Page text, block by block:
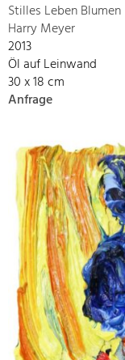
Stilles Leben Blumen
Harry Meyer
2013
Öl auf Leinwand
30 x 18 cm
Anfrage